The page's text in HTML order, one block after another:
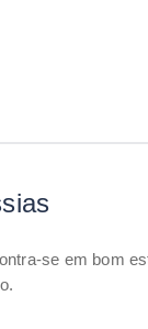
se em bom